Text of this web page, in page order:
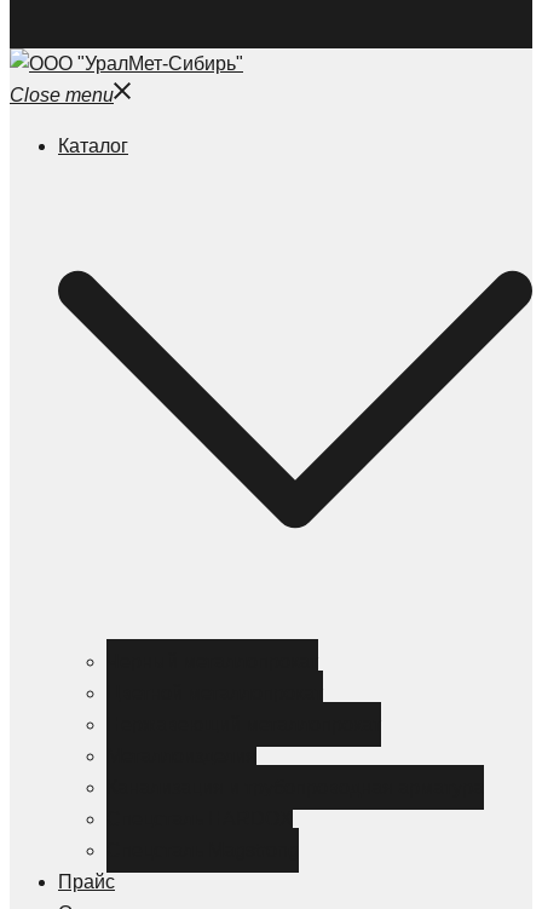
Close menu
Каталог
Прайс